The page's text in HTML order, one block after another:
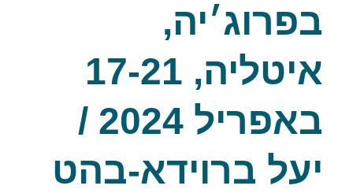
בפרוג׳יה,
איטליה, 17-21
באפריל 2024 /
יעל ברוידא-בהט